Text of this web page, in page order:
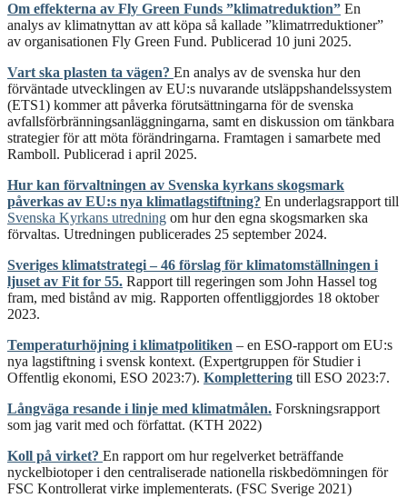
Om effekterna av Fly Green Funds ”klimatreduktion” En
analys av klimatnyttan av att köpa så kallade ”klimatrreduktioner”
av organisationen Fly Green Fund. Publicerad 10 juni 2025.
Vart ska plasten ta vägen? En analys av de svenska hur den
förväntade utvecklingen av EU:s nuvarande utsläppshandelssystem
(ETS1) kommer att påverka förutsättningarna för de svenska
avfallsförbränningsanläggningarna, samt en diskussion om tänkbara
strategier för att möta förändringarna. Framtagen i samarbete med
Ramboll. Publicerad i april 2025.
Hur kan förvaltningen av Svenska kyrkans skogsmark
påverkas av EU:s nya klimatlagstiftning? En underlagsrapport till
Svenska Kyrkans utredning om hur den egna skogsmarken ska
förvaltas. Utredningen publicerades 25 september 2024.
Sveriges klimatstrategi – 46 förslag för klimatomställningen i
ljuset av Fit for 55. Rapport till regeringen som John Hassel tog
fram, med bistånd av mig. Rapporten offentliggjordes 18 oktober
2023.
Temperaturhöjning i klimatpolitiken – en ESO-rapport om EU:s
nya lagstiftning i svensk kontext. (Expertgruppen för Studier i
Offentlig ekonomi, ESO 2023:7). Komplettering till ESO 2023:7.
Långväga resande i linje med klimatmålen. Forskningsrapport
som jag varit med och författat. (KTH 2022)
Koll på virket? En rapport om hur regelverket beträffande
nyckelbiotoper i den centraliserade nationella riskbedömningen för
FSC Kontrollerat virke implementerats. (FSC Sverige 2021)